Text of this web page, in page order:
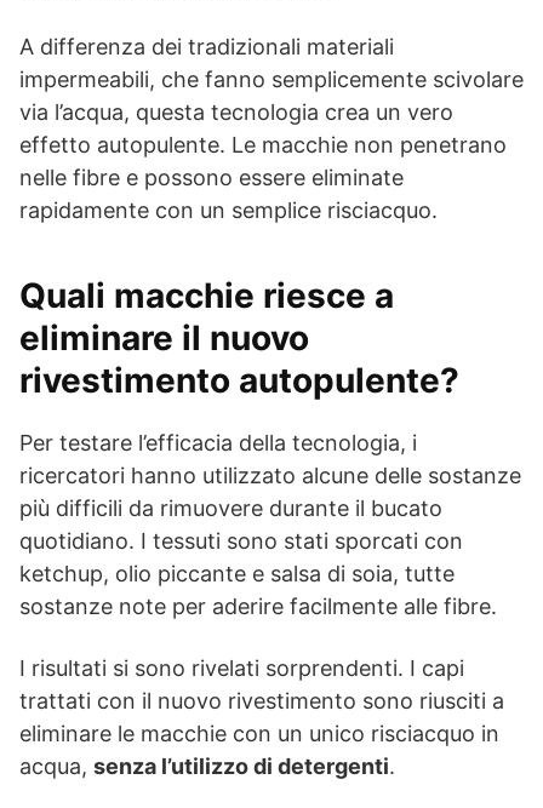
A differenza dei tradizionali materiali
impermeabili, che fanno semplicemente scivolare
via l’acqua, questa tecnologia crea un vero
effetto autopulente. Le macchie non penetrano
nelle fibre e possono essere eliminate
rapidamente con un semplice risciacquo.
Quali macchie riesce a
eliminare il nuovo
rivestimento autopulente?
Per testare l’efficacia della tecnologia, i
ricercatori hanno utilizzato alcune delle sostanze
più difficili da rimuovere durante il bucato
quotidiano. I tessuti sono stati sporcati con
ketchup, olio piccante e salsa di soia, tutte
sostanze note per aderire facilmente alle fibre.
I risultati si sono rivelati sorprendenti. I capi
trattati con il nuovo rivestimento sono riusciti a
eliminare le macchie con un unico risciacquo in
acqua, senza l’utilizzo di detergenti.